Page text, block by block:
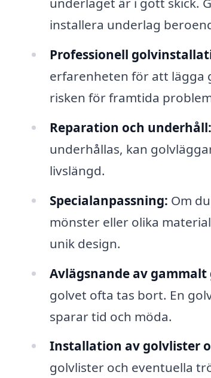
installera underlag
Professionell
erfarenheten för att lägga
risken för framtida
Reparation och underhåll:
underhållas, kan
livslängd.
Specialanpassning: Om
mönster eller olika
unik design.
Avlägsnande av gammalt
golvet ofta tas bort. En
sparar tid och möda.
Installation av golvlister
golvlister och eventuella